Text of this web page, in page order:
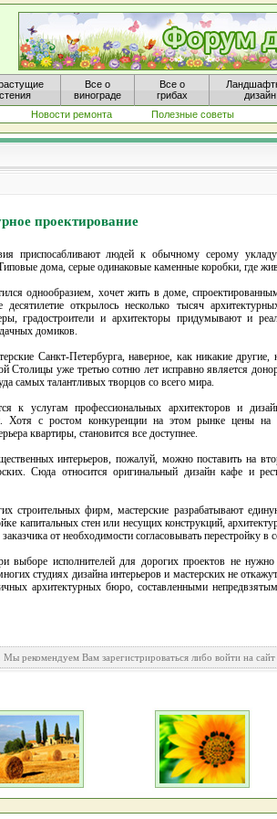
Все о
винограде
Все о
грибах
дизайн
Новости ремонта Полезные советы
проектирование
приспосабливают людей к обычному серому
дома, серые одинаковые каменные коробки, где
однообразием, хочет жить в доме,
десятилетие открылось несколько тысяч
градостроители и архитекторы придумывают и
домиков.
Санкт-Петербурга, наверное, как никакие
Столицы уже третью сотню лет исправно является
самых талантливых творцов со всего мира.
к услугам профессиональных архитекторов и
Хотя с ростом конкуренции на этом рынке цены на
квартиры, становится все доступнее.
интерьеров, пожалуй, можно поставить на
Сюда относится оригинальный дизайн кафе и
строительных фирм, мастерские разрабатывают
капитальных стен или несущих конструкций,
от необходимости согласовывать перестройку в
исполнителей для дорогих проектов не нужно
студиях дизайна интерьеров и мастерских не
архитектурных бюро, составленными
рекомендуем Вам зарегистрироваться либо войти на